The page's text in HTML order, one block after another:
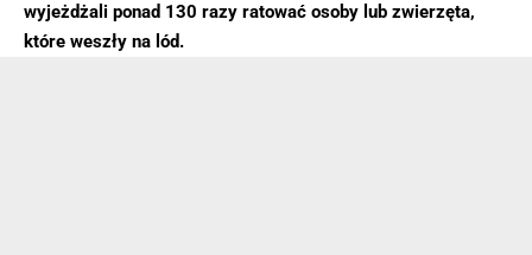
wyjeżdżali ponad 130 razy ratować osoby lub zwierzęta,
które weszły na lód.